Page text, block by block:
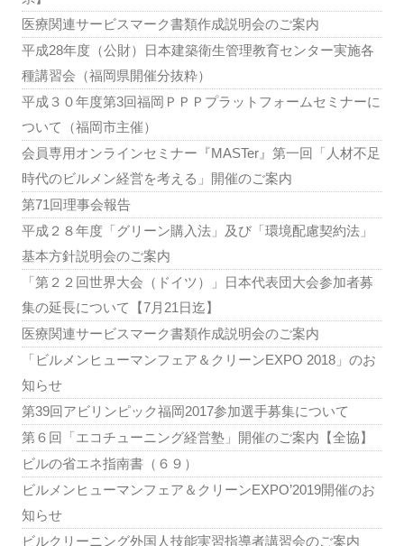
医療関連サービスマーク書類作成説明会のご案内
平成28年度（公財）日本建築衛生管理教育センター実施各
種講習会（福岡県開催分抜粋）
平成３０年度第3回福岡ＰＰＰプラットフォームセミナーに
ついて（福岡市主催）
会員専用オンラインセミナー『MASTer』第一回「人材不足
時代のビルメン経営を考える」開催のご案内
第71回理事会報告
平成２８年度「グリーン購入法」及び「環境配慮契約法」
基本方針説明会のご案内
「第２２回世界大会（ドイツ）」日本代表団大会参加者募
集の延長について【7月21日迄】
医療関連サービスマーク書類作成説明会のご案内
「ビルメンヒューマンフェア＆クリーンEXPO 2018」のお
知らせ
第39回アビリンピック福岡2017参加選手募集について
第６回「エコチューニング経営塾」開催のご案内【全協】
ビルの省エネ指南書（６９）
ビルメンヒューマンフェア＆クリーンEXPO’2019開催のお
知らせ
ビルクリーニング外国人技能実習指導者講習会のご案内